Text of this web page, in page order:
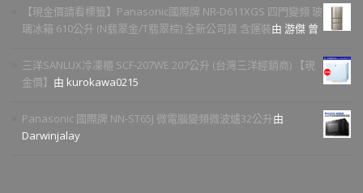
【現金價請看標籤】Panasonic國際牌 NR-D611XGS 四門變頻 玻
璃冰箱 610公升 (N翡翠金/T翡翠棕) 全新公司貨 含運裝由 游傑 曾
三洋SANLUX冷凍櫃 SCF-207WE 207公升 (台灣三洋經銷商) 【現
金價】 由 kurokawa0215
Panasonic 國際牌 NN-ST65J 微電腦變頻微波爐32公升由
Darwinjalay